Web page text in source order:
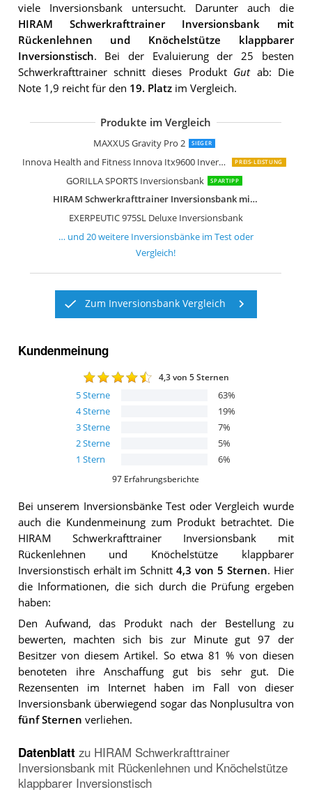
viele Inversionsbank untersucht. Darunter auch die
HIRAM Schwerkrafttrainer Inversionsbank mit
Rückenlehnen und Knöchelstütze klappbarer
Inversionstisch. Bei der Evaluierung der 25 besten
Schwerkrafttrainer schnitt dieses Produkt Gutab: Die
Note 1,9 reicht für den 19. Platzim Vergleich.
Produkte im Vergleich
MAXXUS Gravity Pro 2 SIEGER
Innova Health and Fitness Innova Itx9600 Inversion Table with Standard Ankle PREIS-LEISTUNG
GORILLA SPORTS Inversionsbank SPARTIPP
HIRAM Schwerkrafttrainer Inversionsbank mit Rückenlehnen und Knöchelstütze klappbarer Inversionstisch
EXERPEUTIC 975SL Deluxe Inversionsbank
Sportstech IT300
BOUDECH Inversionsbank
YOLEO Verstellbarer Faltbarer
Klarfit Ease Delux Inversionsbank
Fitness Reality 790XLT Inversionstisch
Inversionsbank klappbar Yatek
Yatek EL00803
SportPlus SP-INV-010
Body Coach Schwerkrafttrainer 28550
ECO-DE Inversionsbank Luxury
… und 20weitere Inversionsbänkeim Test oder
Vergleich!
Zum Inversionsbank Vergleich
Kundenmeinung
4,3von 5 Sternen
5Sterne 63%
4Sterne 19%
3Sterne 7%
2Sterne 5%
1 Stern 6%
97 Erfahrungsberichte
Bei unserem InversionsbänkeTest oder Vergleich wurde
auch die Kundenmeinung zum Produkt betrachtet. Die
HIRAM Schwerkrafttrainer Inversionsbank mit
Rückenlehnen und Knöchelstütze klappbarer
Inversionstisch erhält im Schnitt4,3 von 5 Sternen. Hier
die Informationen, die sich durch die Prüfung ergeben
haben:
Den Aufwand, das Produkt nach der Bestellung zu
bewerten, machten sich bis zur Minute gut 97 der
Besitzer von diesem Artikel. So etwa 81 % von diesen
benoteten ihre Anschaffung gut bis sehr gut. Die
Rezensenten im Internet haben im Fall von dieser
Inversionsbank überwiegend sogar das Nonplusultra von
fünf Sternen verliehen.
Datenblatt zu HIRAM Schwerkrafttrainer
Inversionsbank mit Rückenlehnen und Knöchelstütze
klappbarer Inversionstisch